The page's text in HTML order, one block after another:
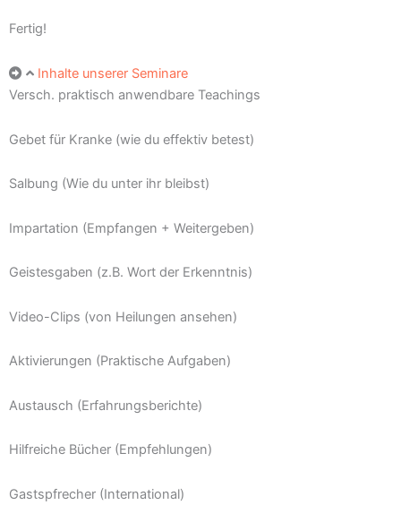
Fertig!
Inhalte unserer Seminare
Versch. praktisch anwendbare Teachings
Gebet für Kranke (wie du effektiv betest)
Salbung (Wie du unter ihr bleibst)
Impartation (Empfangen + Weitergeben)
Geistesgaben (z.B. Wort der Erkenntnis)
Video-Clips (von Heilungen ansehen)
Aktivierungen (Praktische Aufgaben)
Austausch (Erfahrungsberichte)
Hilfreiche Bücher (Empfehlungen)
Gastspfrecher (International)